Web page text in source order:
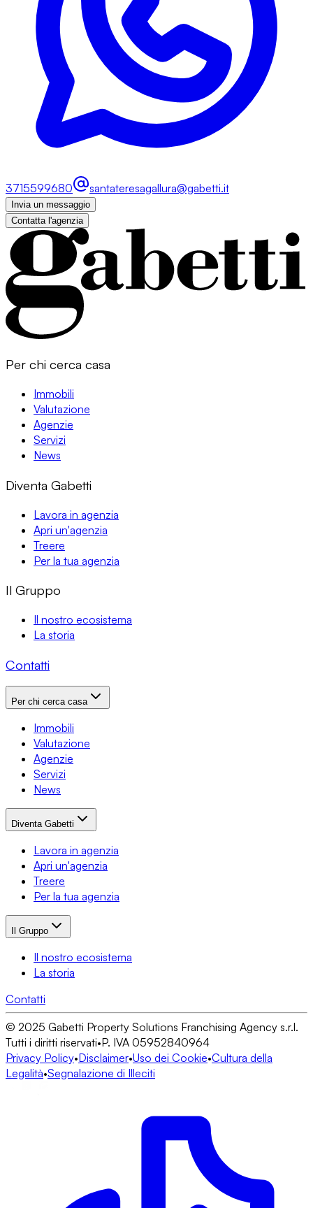
3715599680 santateresagallura@gabetti.it
Invia un messaggio
Contatta l'agenzia
Per chi cerca casa
Immobili
Valutazione
Agenzie
Servizi
News
Diventa Gabetti
Lavora in agenzia
Apri un'agenzia
Treere
Per la tua agenzia
Il Gruppo
Il nostro ecosistema
La storia
Contatti
Per chi cerca casa
Immobili
Valutazione
Agenzie
Servizi
News
Diventa Gabetti
Lavora in agenzia
Apri un'agenzia
Treere
Per la tua agenzia
Il Gruppo
Il nostro ecosistema
La storia
Contatti
© 2025 Gabetti Property Solutions Franchising Agency s.r.l.
Tutti i diritti riservati•P. IVA 05952840964
Privacy Policy•Disclaimer•Uso dei Cookie•Cultura della
Legalità•Segnalazione di Illeciti